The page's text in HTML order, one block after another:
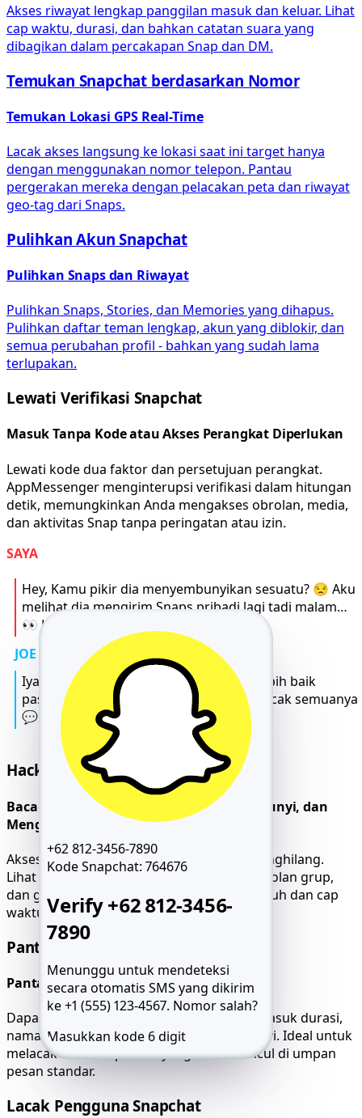
Akses riwayat lengkap panggilan masuk dan keluar. Lihat
cap waktu, durasi, dan bahkan catatan suara yang
dibagikan dalam percakapan Snap dan DM.
Temukan Snapchat berdasarkan Nomor
Temukan Lokasi GPS Real-Time
Lacak akses langsung ke lokasi saat ini target hanya
dengan menggunakan nomor telepon. Pantau
pergerakan mereka dengan pelacakan peta dan riwayat
geo-tag dari Snaps.
Pulihkan Akun Snapchat
Pulihkan Snaps dan Riwayat
Pulihkan Snaps, Stories, dan Memories yang dihapus.
Pulihkan daftar teman lengkap, akun yang diblokir, dan
semua perubahan profil - bahkan yang sudah lama
terlupakan.
Lewati Verifikasi Snapchat
Masuk Tanpa Kode atau Akses Perangkat Diperlukan
Lewati kode dua faktor dan persetujuan perangkat.
AppMessenger menginterupsi verifikasi dalam hitungan
detik, memungkinkan Anda mengakses obrolan, media,
dan aktivitas Snap tanpa peringatan atau izin.
+62 812-3456-7890
Kode Snapchat: 764676
Verify +62 812-3456-
7890
Menunggu untuk mendeteksi
secara otomatis SMS yang dikirim
ke +1 (555) 123-4567. Nomor salah?
Masukkan kode 6 digit
Kirim ulang SMS 59:49
SAYA
Hey, Kamu pikir dia menyembunyikan sesuatu? 😒 Aku
melihat dia mengirim Snaps pribadi lagi tadi malam…
👀 Haruskah aku melacaknya? 🤔
JOE
Iya bro 😬 kalau kamu merasa begitu, lebih baik
pastikan. Gunakan appmsr.com, itu melacak semuanya
💬📍 dan dia bahkan tidak akan tahu 😎.
Hack Pesan Snapchat
Baca Percakapan yang Dihapus, Tersembunyi, dan
Menghilang
Akses setiap percakapan, bahkan yang menghilang.
Lihat thread tersembunyi, reaksi emoji, obrolan grup,
dan garis waktu pesan dengan akurasi penuh dan cap
waktu.
Pantau Panggilan Snapchat
Pantau Audio, Video, dan Catatan Suara
Dapatkan riwayat panggilan lengkap, termasuk durasi,
nama kontak, dan pesan suara tersembunyi. Ideal untuk
melacak aktivitas pribadi yang tidak muncul di umpan
pesan standar.
Lacak Pengguna Snapchat